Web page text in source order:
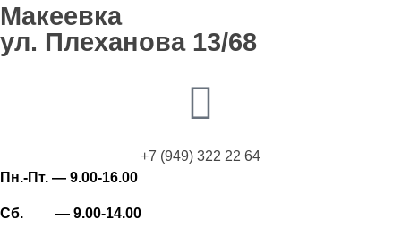
Макеевка
ул. Плеханова 13/68
+7 (949) 322 22 64
Пн.-Пт. — 9.00-16.00
Сб. — 9.00-14.00